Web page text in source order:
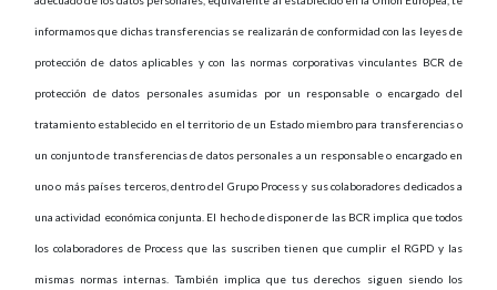
informamos que dichas transferencias se realizarán de conformidad con las leyes de
protección de datos aplicables y con las normas corporativas vinculantes BCR de
protección de datos personales asumidas por un responsable o encargado del
tratamiento establecido en el territorio de un Estado miembro para transferencias o
un conjunto de transferencias de datos personales a un responsable o encargado en
uno o más países terceros, dentro del Grupo Process y sus colaboradores dedicados a
una actividad económica conjunta. El hecho de disponer de las BCR implica que todos
los colaboradores de Process que las suscriben tienen que cumplir el RGPD y las
mismas normas internas. También implica que tus derechos siguen siendo los